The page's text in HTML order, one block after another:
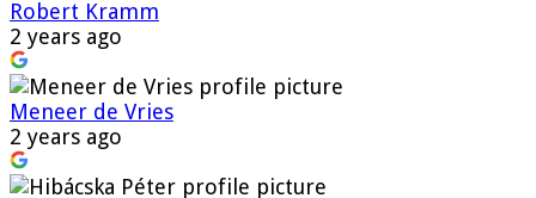
Robert Kramm
2 years ago
Meneer de Vries
2 years ago